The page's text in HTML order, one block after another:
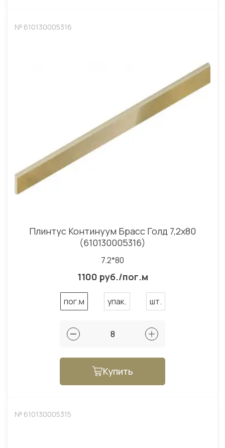
№ 610130005316
Плинтус Континуум Брасс Голд 7,2x80
(610130005316)
7.2*80
1100 руб./пог.м
пог.м упак. шт.
Купить
№ 610130005315